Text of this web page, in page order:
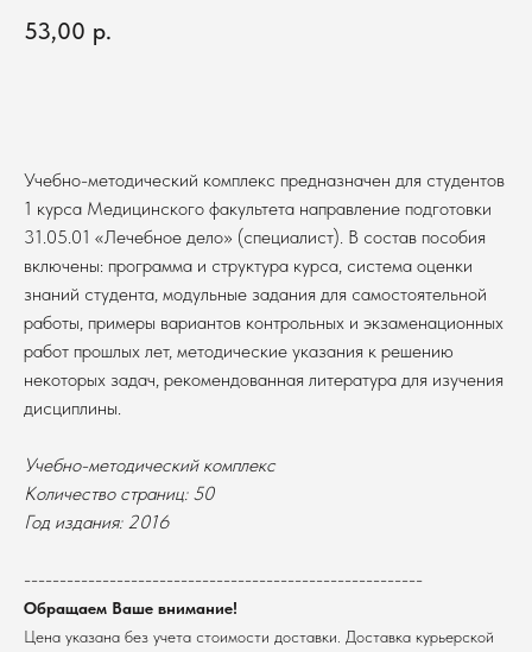
53,00 р.
Учебно-методический комплекс предназначен для студентов
1 курса Медицинского факультета направление подготовки
31.05.01 «Лечебное дело» (специалист). В состав пособия
включены: программа и структура курса, система оценки
знаний студента, модульные задания для самостоятельной
работы, примеры вариантов контрольных и экзаменационных
работ прошлых лет, методические указания к решению
некоторых задач, рекомендованная литература для изучения
дисциплины.
Учебно-методический комплекс
Количество страниц: 50
Год издания: 2016
--------------------------------------------------------
Обращаем Ваше внимание!
Цена указана без учета стоимости доставки. Доставка курьерской
Доставка
г. Новосибирск, ул. Пирогова, 3
ИНН 5408106490